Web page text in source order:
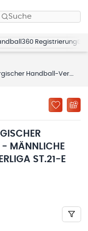
Suche
Registrierung
- männliche B-Jugend-Quali Oberliga St.21-E
- MÄNNLICHE
ST.21-E